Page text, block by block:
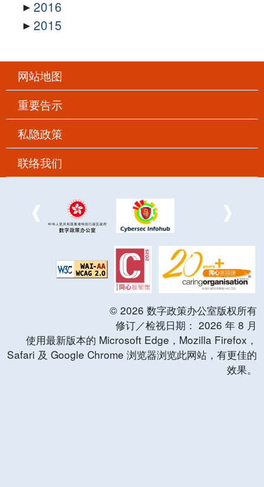
2016
2015
网站地图
重要告示
私隐政策
联络我们
© 2026 数字政策办公室版权所有
修订／检视日期： 2026 年 8 月
使用最新版本的 Microsoft Edge，Mozilla Firefox，
Safari 及 Google Chrome 浏览器浏览此网站，有更佳的
效果。